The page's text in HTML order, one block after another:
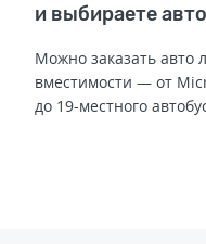
и выбираете
Можно заказать авто
вместимости — от
до 19-местного